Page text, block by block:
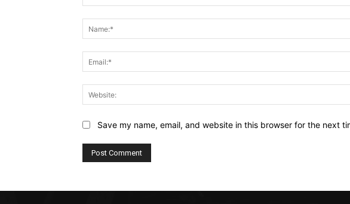
Save my name, email, and website in this browser for the next